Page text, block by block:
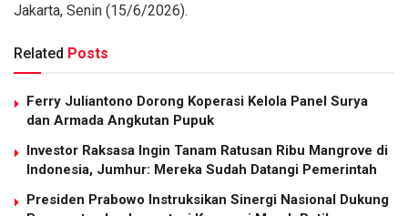
Jakarta, Senin (15/6/2026).
Related Posts
Ferry Juliantono Dorong Koperasi Kelola Panel Surya
dan Armada Angkutan Pupuk
Investor Raksasa Ingin Tanam Ratusan Ribu Mangrove di
Indonesia, Jumhur: Mereka Sudah Datangi Pemerintah
Presiden Prabowo Instruksikan Sinergi Nasional Dukung